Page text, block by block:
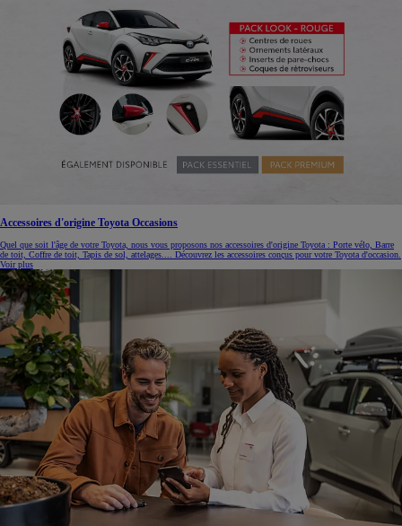
Accessoires d'origine Toyota Occasions
Quel que soit l'âge de votre Toyota, nous vous proposons nos accessoires d'origine Toyota : Porte vélo, Barre
de toit, Coffre de toit, Tapis de sol, attelages.... Découvrez les accessoires conçus pour votre Toyota d'occasion.
Voir plus